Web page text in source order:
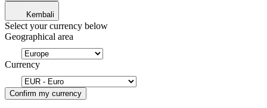
Kembali
Select your currency below
Geographical area
Currency
Confirm my currency